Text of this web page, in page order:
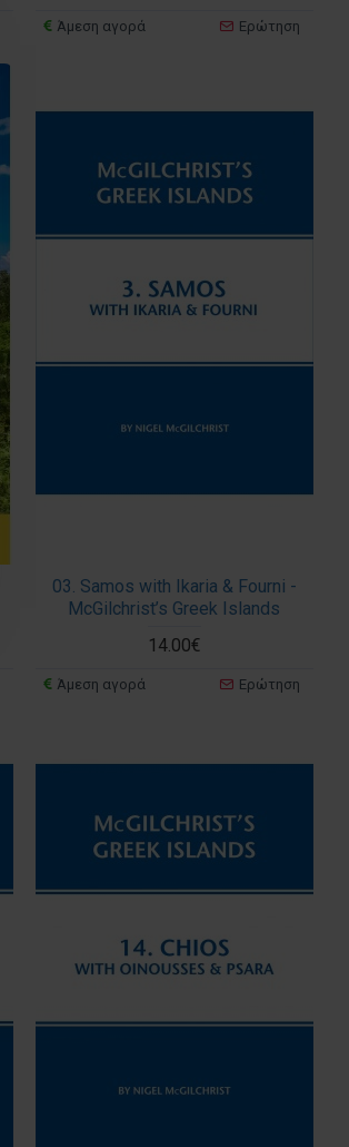
Άμεση αγορά Ερώτηση
03. Samos with Ikaria & Fourni -
McGilchrist’s Greek Islands
14.00€
Άμεση αγορά Ερώτηση